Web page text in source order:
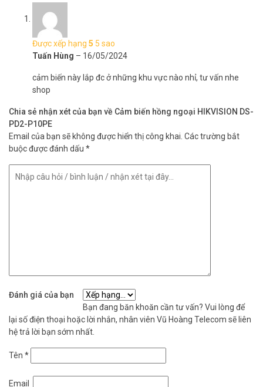
Được xếp hạng 5 5 sao
Tuấn Hùng – 16/05/2024
cảm biến này lắp đc ở những khu vực nào nhỉ, tư vấn nhe
shop
Chia sẻ nhận xét của bạn về Cảm biến hồng ngoại HIKVISION DS-
PD2-P10PE
Email của bạn sẽ không được hiển thị công khai. Các trường bắt
buộc được đánh dấu *
Đánh giá của bạn
Bạn đang băn khoăn cần tư vấn? Vui lòng để
lại số điện thoại hoặc lời nhắn, nhân viên Vũ Hoàng Telecom sẽ liên
hệ trả lời bạn sớm nhất.
Tên *
Email